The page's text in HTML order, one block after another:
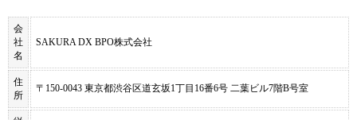
会
社
名
SAKURA DX BPO株式会社
住
所
〒150-0043 東京都渋谷区道玄坂1丁目16番6号 二葉ビル7階B号室